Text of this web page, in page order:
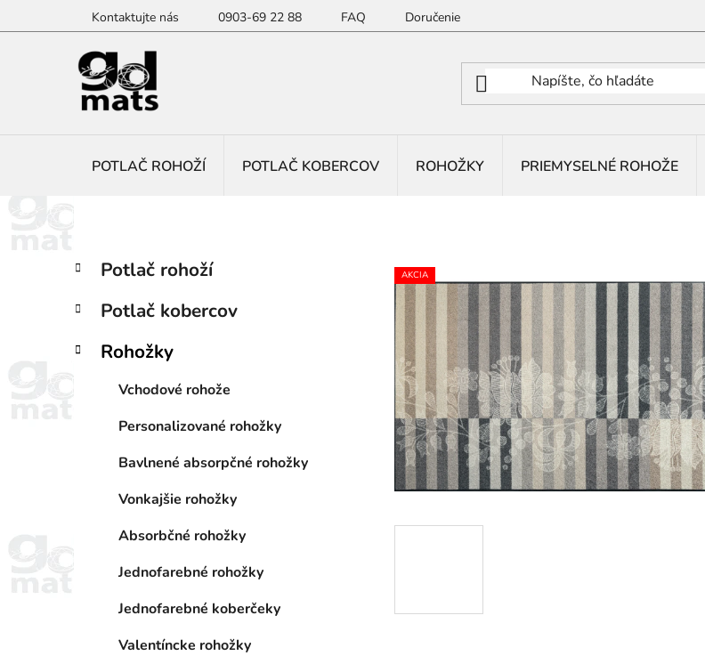
na
Kontaktujte nás 0903-69 22 88 FAQ Doručenie
POTLAČ ROHOŽÍ POTLAČ KOBERCOV ROHOŽKY PRIEMYSELNÉ ROHOŽE
B
č
ý
Preskočiť
kategórie
K
a
e
ó
Potlač rohoží
Potlač kobercov
Rohožky
Vchodové rohože
Personalizované rohožky
Bavlnené absorpčné rohožky
Vonkajšie rohožky
Absorbčné rohožky
Jednofarebné rohožky
Jednofarebné koberčeky
Valentíncke rohožky
AKCIA